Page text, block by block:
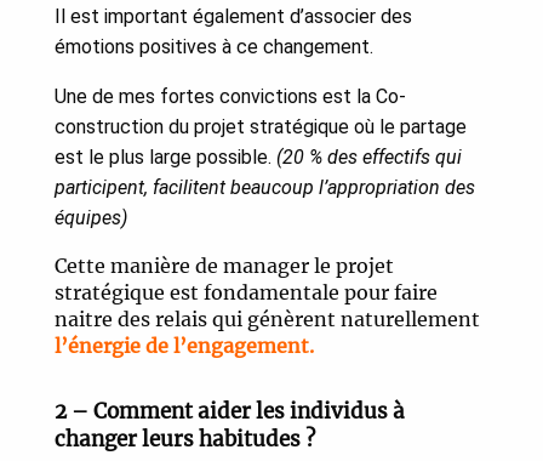
Il est important également d’associer des
émotions positives à ce changement.
Une de mes fortes convictions est la Co-
construction du projet stratégique où le partage
est le plus large possible. (20 % des effectifs qui
participent, facilitent beaucoup l’appropriation des
équipes)
Cette manière de manager le projet
stratégique est fondamentale pour faire
naitre des relais qui génèrent naturellement
l’énergie de l’engagement.
2 – Comment aider les individus à
changer leurs habitudes ?